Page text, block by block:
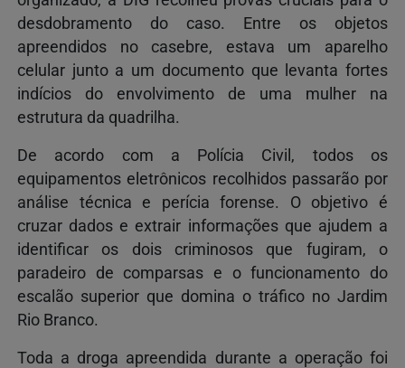
desdobramento do caso. Entre os objetos
apreendidos no casebre, estava um aparelho
celular junto a um documento que levanta fortes
indícios do envolvimento de uma mulher na
estrutura da quadrilha.
De acordo com a Polícia Civil, todos os
equipamentos eletrônicos recolhidos passarão por
análise técnica e perícia forense. O objetivo é
cruzar dados e extrair informações que ajudem a
identificar os dois criminosos que fugiram, o
paradeiro de comparsas e o funcionamento do
escalão superior que domina o tráfico no Jardim
Rio Branco.
Toda a droga apreendida durante a operação foi